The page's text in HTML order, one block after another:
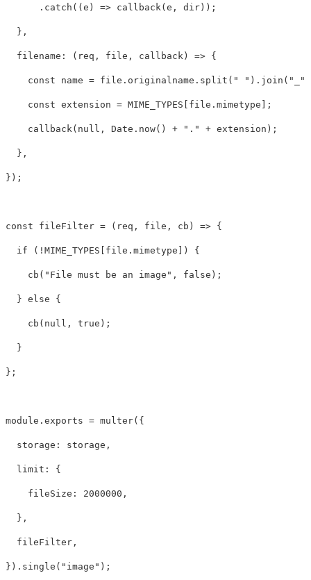
. catch ((e ) => callback (e , dir));
},
filename : ( req , file , callback ) => {
const name = file . originalname . split ( " " ). join ( " "
const extension = MIME_TYPES [ file . mimetype ];
callback ( null , Date . now() + " . " + extension );
},
});
const fileFilter = ( req , file , cb ) => {
if ( ! MIME_TYPES [ file . mimetype ]) {
cb ( " File must be an image " , false );
} else {
cb ( null , true );
}
};
module . exports = multer({
storage : storage ,
limit : {
fileSize : 2000000 ,
},
fileFilter ,
}). single ( " image " );